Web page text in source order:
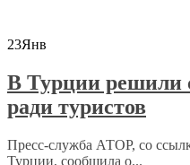
23Янв
В Турции решили
ради туристов
Пресс-служба АТОР, со
Турции, сообщила о...